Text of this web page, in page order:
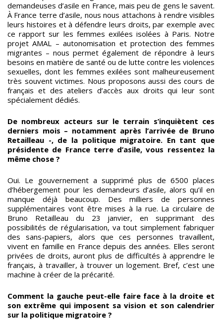
demandeuses d’asile en France, mais peu de gens le savent.
À France terre d’asile, nous nous attachons à rendre visibles
leurs histoires et à défendre leurs droits, par exemple avec
ce rapport sur les femmes exilées isolées à Paris. Notre
projet AMAL – autonomisation et protection des femmes
migrantes – nous permet également de répondre à leurs
besoins en matière de santé ou de lutte contre les violences
sexuelles, dont les femmes exilées sont malheureusement
très souvent victimes. Nous proposons aussi des cours de
français et des ateliers d’accès aux droits qui leur sont
spécialement dédiés.
De nombreux acteurs sur le terrain s’inquiètent ces
derniers mois – notamment après l’arrivée de Bruno
Retailleau -, de la politique migratoire. En tant que
présidente de France terre d’asile, vous ressentez la
même chose ?
Oui. Le gouvernement a supprimé plus de 6500 places
d’hébergement pour les demandeurs d’asile, alors qu’il en
manque déjà beaucoup. Des milliers de personnes
supplémentaires vont être mises à la rue. La circulaire de
Bruno Retailleau du 23 janvier, en supprimant des
possibilités de régularisation, va tout simplement fabriquer
des sans-papiers, alors que ces personnes travaillent,
vivent en famille en France depuis des années. Elles seront
privées de droits, auront plus de difficultés à apprendre le
français, à travailler, à trouver un logement. Bref, c’est une
machine à créer de la précarité.
Comment la gauche peut-elle faire face à la droite et
son extrême qui imposent sa vision et son calendrier
sur la politique migratoire ?